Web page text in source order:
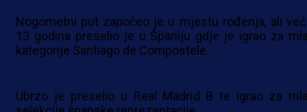
Nogometni put započeo je u mjestu rođenja, ali
13 godina preselio je u Španiju gdje je igrao za
kategorije Santiago de Compostele.
Ubrzo je preselio u Real Madrid B te igrao za